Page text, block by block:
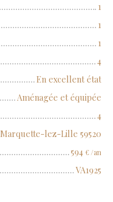
1
1
1
4
En excellent état
Aménagée et équipée
4
Marquette-lez-Lille 59520
594 € /an
VA1925